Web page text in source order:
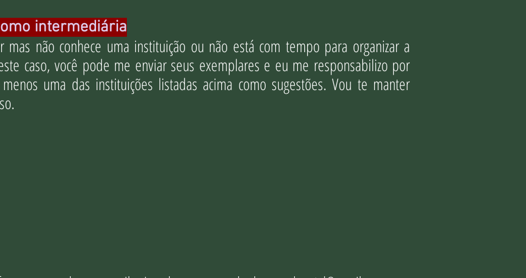
intermediária
não conhece uma instituição ou não está com tempo para organizar a
caso, você pode me enviar seus exemplares e eu me responsabilizo por
uma das instituições listadas acima como sugestões. Vou te manter